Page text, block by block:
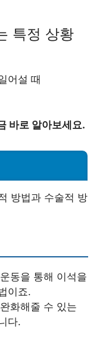
특정 상황
어설 때
바로 알아보세요.
방법과 수술적 방
동을 통해 이석을
이죠.
화해줄 수 있는
다.